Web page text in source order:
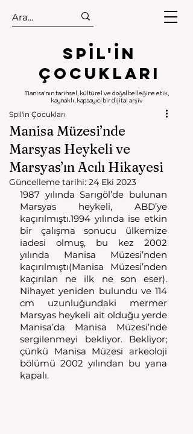
.
.
Spıl'in
Çocukları
Manisa'nın tarihsel, kültürel ve doğal belleğine etik,
kaynaklı, kapsayıcı bir dijital arşiv
Manisa Müzesi’nde
Marsyas Heykeli ve
Marsyas’ın Acılı Hikayesi
Spil'in Çocukları
Güncelleme tarihi: 24 Eki 2023
1987 yılında Sarıgöl’de bulunan
Marsyas heykeli, ABD’ye
kaçırılmıştı.1994 yılında ise etkin
bir çalışma sonucu ülkemize
iadesi olmuş, bu kez 2002
yılında Manisa Müzesi’nden
kaçırılmıştı(Manisa Müzesi’nden
kaçırılan ne ilk ne son eser).
Nihayet yeniden bulundu ve 114
cm uzunluğundaki mermer
Marsyas heykeli ait olduğu yerde
Manisa’da Manisa Müzesi’nde
sergilenmeyi bekliyor. Bekliyor;
çünkü Manisa Müzesi arkeoloji
bölümü 2002 yılından bu yana
kapalı.